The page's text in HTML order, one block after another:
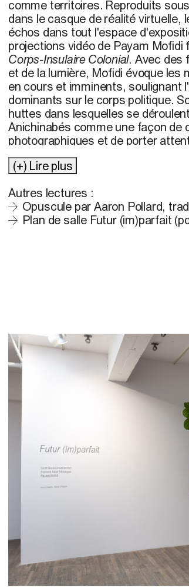
comme territoires. Reproduits
dans le casque de réalité virtuelle,
échos dans tout l'espace
projections vidéo de Payam Mofidi
Corps-Insulaire Colonial. Avec des
et de la lumière, Mofidi évoque
en cours et imminents, soulignant
dominants sur le corps politique.
huttes dans lesquelles se
Anichinabés comme une façon de
photographiques et de porter
Dans son œuvre
de lumière..., Benesiinaabandan
structures cérémoniales.
(+) Lire plus
Autres lectures :
Opuscule par Aaron Pollard,
Plan de salle Futur (im)parfait